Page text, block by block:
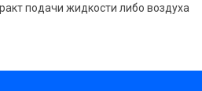
подачи жидкости либо воздуха